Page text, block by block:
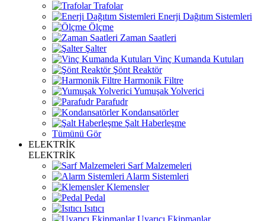
Trafolar
Enerji Dağıtım Sistemleri
Ölçme
Zaman Saatleri
Şalter
Vinç Kumanda Kutuları
Şönt Reaktör
Harmonik Filtre
Yumuşak Yolverici
Parafudr
Kondansatörler
Şalt Haberleşme
Tümünü Gör
ELEKTRİK
ELEKTRİK
Sarf Malzemeleri
Alarm Sistemleri
Klemensler
Pedal
Isıtıcı
Uyarıcı Ekipmanlar